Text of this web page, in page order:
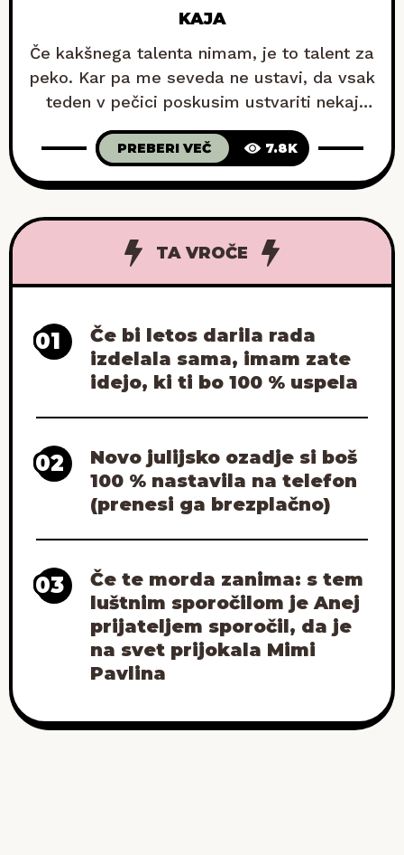
KAJA
Če kakšnega talenta nimam, je to talent za
peko. Kar pa me seveda ne ustavi, da vsak
teden v pečici poskusim ustvariti nekaj
novega. Včasih uspe, včasih malo manj, še
vedno pa sem prepričana, da ima pri mojih
se je skoraj nemogoče dogovoriti,
PREBERI VEČ 7.8K
TA VROČE
01
Če bi letos darila rada
izdelala sama, imam zate
idejo, ki ti bo 100 % uspela
02
Novo julijsko ozadje si boš
100 % nastavila na telefon
(prenesi ga brezplačno)
03
Če te morda zanima: s tem
luštnim sporočilom je Anej
prijateljem sporočil, da je
na svet prijokala Mimi
Pavlina